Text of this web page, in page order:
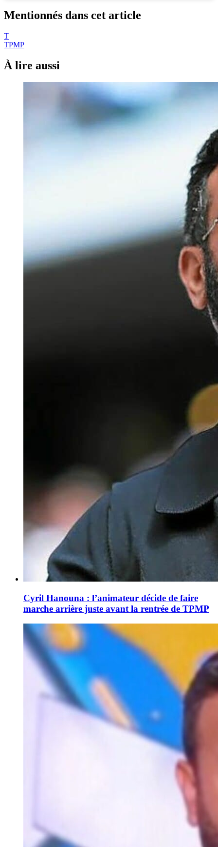
Mentionnés dans cet article
T
TPMP
À lire aussi
Cyril Hanouna : l’animateur décide de faire
marche arrière juste avant la rentrée de TPMP